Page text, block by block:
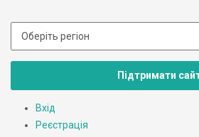
Підтримати
Вхід
Реєстрація